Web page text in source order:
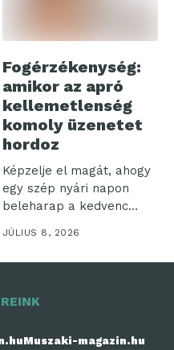
Fogérzékenység:
amikor az apró
kellemetlenség
komoly üzenetet
hordoz
Képzelje el magát, ahogy
egy szép nyári napon
beleharap a kedvenc
fagyijába,...
JÚLIUS 8, 2026
Muszaki-magazin.hu